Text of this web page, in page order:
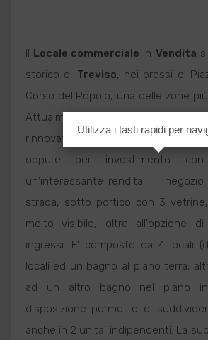
Il Locale commerciale in Vendita
storico di Treviso, nei pressi di
Corso del Popolo, una delle zone
Attualmente è libero, pronto per
rinnovato per utilizzarlo secondo le
oppure per investimento
un'interessante rendita . Il
strada, sotto portico con 3
molto visibile, oltre all'opzione
ingressi. E' composto da 4 locali
locali ed un bagno al piano terra;
ad un altro bagno nel piano
disposizione permette di
anche in 2 unita' indipendenti. La
Utilizza i tasti rapidi per